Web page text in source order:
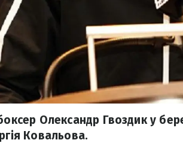
Олександр Гвоздик у
Ковальова.